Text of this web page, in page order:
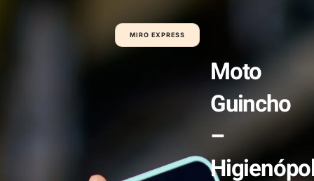
MIRO EXPRESS
Moto
Guincho
–